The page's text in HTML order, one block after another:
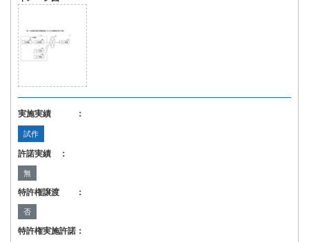
実施実績 ：
試作
許諾実績 ：
無
特許権譲渡 ：
否
特許権実施許諾：